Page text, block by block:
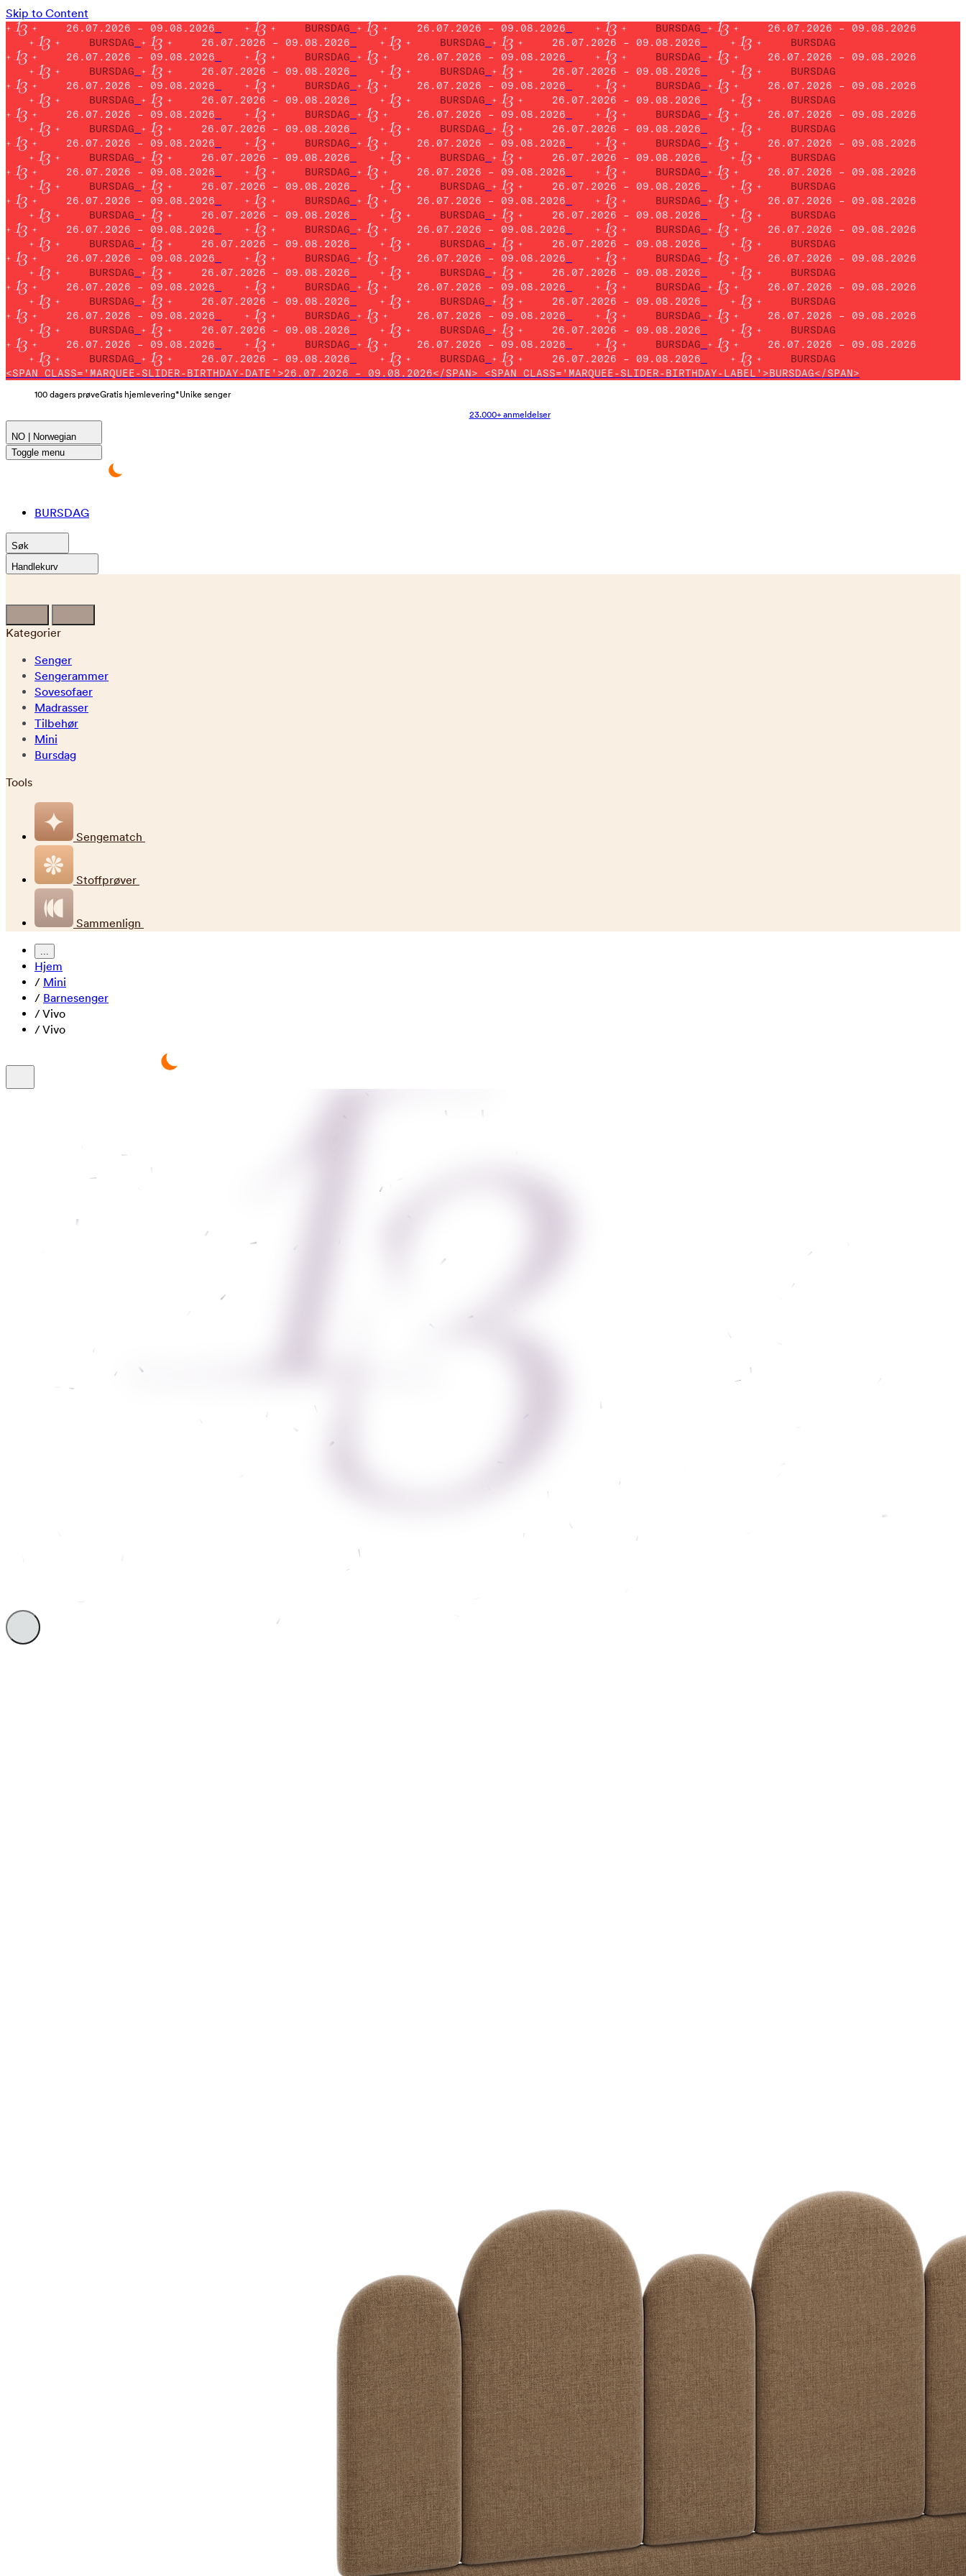
Skip to Content
26.07.2026 – 09.08.2026 BURSDAG 26.07.2026 – 09.08.2026 BURSDAG
26.07.2026 – 09.08.2026
BURSDAG
26.07.2026 – 09.08.2026 BURSDAG 26.07.2026 – 09.08.2026
BURSDAG
26.07.2026 – 09.08.2026
BURSDAG 26.07.2026 – 09.08.2026 BURSDAG
26.07.2026 – 09.08.2026
BURSDAG
26.07.2026 – 09.08.2026 BURSDAG 26.07.2026 – 09.08.2026
BURSDAG
26.07.2026 – 09.08.2026
BURSDAG 26.07.2026 – 09.08.2026 BURSDAG
26.07.2026 – 09.08.2026
BURSDAG
26.07.2026 – 09.08.2026 BURSDAG 26.07.2026 – 09.08.2026
BURSDAG
26.07.2026 – 09.08.2026
BURSDAG 26.07.2026 – 09.08.2026 BURSDAG
26.07.2026 – 09.08.2026
BURSDAG
26.07.2026 – 09.08.2026 BURSDAG 26.07.2026 – 09.08.2026
BURSDAG
26.07.2026 – 09.08.2026
BURSDAG 26.07.2026 – 09.08.2026 BURSDAG
26.07.2026 – 09.08.2026
BURSDAG
26.07.2026 – 09.08.2026 BURSDAG 26.07.2026 – 09.08.2026
BURSDAG
26.07.2026 – 09.08.2026
BURSDAG 26.07.2026 – 09.08.2026 BURSDAG
26.07.2026 – 09.08.2026
BURSDAG
26.07.2026 – 09.08.2026 BURSDAG 26.07.2026 – 09.08.2026
BURSDAG
26.07.2026 – 09.08.2026
BURSDAG 26.07.2026 – 09.08.2026 BURSDAG
26.07.2026 – 09.08.2026
BURSDAG
26.07.2026 – 09.08.2026 BURSDAG 26.07.2026 – 09.08.2026
BURSDAG
26.07.2026 – 09.08.2026
BURSDAG 26.07.2026 – 09.08.2026 BURSDAG
26.07.2026 – 09.08.2026
BURSDAG
26.07.2026 – 09.08.2026 BURSDAG 26.07.2026 – 09.08.2026
BURSDAG
26.07.2026 – 09.08.2026
BURSDAG 26.07.2026 – 09.08.2026 BURSDAG
26.07.2026 – 09.08.2026
BURSDAG
26.07.2026 – 09.08.2026 BURSDAG 26.07.2026 – 09.08.2026
BURSDAG
26.07.2026 – 09.08.2026
BURSDAG 26.07.2026 – 09.08.2026 BURSDAG
26.07.2026 – 09.08.2026
BURSDAG
26.07.2026 – 09.08.2026 BURSDAG 26.07.2026 – 09.08.2026
BURSDAG
26.07.2026 – 09.08.2026
BURSDAG 26.07.2026 – 09.08.2026 BURSDAG
26.07.2026 – 09.08.2026
BURSDAG
26.07.2026 – 09.08.2026 BURSDAG 26.07.2026 – 09.08.2026
BURSDAG
26.07.2026 – 09.08.2026
BURSDAG 26.07.2026 – 09.08.2026 BURSDAG
26.07.2026 – 09.08.2026
BURSDAG
26.07.2026 – 09.08.2026 BURSDAG 26.07.2026 – 09.08.2026
BURSDAG
<SPAN CLASS='MARQUEE-SLIDER-BIRTHDAY-DATE'>26.07.2026 – 09.08.2026</SPAN> <SPAN CLASS='MARQUEE-SLIDER-BIRTHDAY-LABEL'>BURSDAG</SPAN>
100 dagers prøveGratis hjemlevering*Unike senger
23.000+ anmeldelser
NO | Norwegian
Toggle menu
BURSDAG
Søk
Handlekurv
Kategorier
Senger
Sengerammer
Sovesofaer
Madrasser
Tilbehør
Mini
Bursdag
Tools
Sengematch
Stoffprøver
Sammenlign
...
Hjem
/ Mini
/ Barnesenger
/Vivo
/Vivo